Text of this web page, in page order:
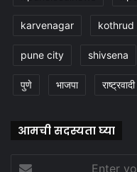
karvenagar kothrud
pune city shivsena
पुणे भाजपा
आमची सदस्यता घ्या